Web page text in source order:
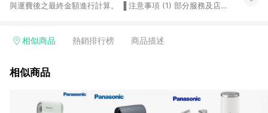
與運費後之最終金額進行計算。 ▐ 注意事項 (1) 部分服務及店家
Smart mobile、神腦生活、JS巨盛、樂天KOBO電子書，請詳閱
台灣樂天市場，並在同一瀏覽器於24小時內結帳，才享有 LINE
市場 45 天內完成訂單出貨及結帳，則不符合贈點資格。 (4) 如
使用APP、或中途瀏覽比價網、回饋網、Google等其他網頁、或
相似商品 熱銷排行榜 商品描述
相似商品